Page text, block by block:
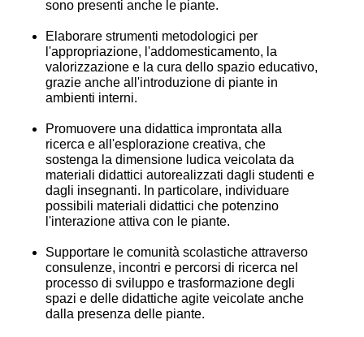
sono presenti anche le piante.
Elaborare strumenti metodologici per
l'appropriazione, l'addomesticamento, la
valorizzazione e la cura dello spazio educativo,
grazie anche all'introduzione di piante in
ambienti interni.
Promuovere una didattica improntata alla
ricerca e all'esplorazione creativa, che
sostenga la dimensione ludica veicolata da
materiali didattici autorealizzati dagli studenti e
dagli insegnanti. In particolare, individuare
possibili materiali didattici che potenzino
l'interazione attiva con le piante.
Supportare le comunità scolastiche attraverso
consulenze, incontri e percorsi di ricerca nel
processo di sviluppo e trasformazione degli
spazi e delle didattiche agite veicolate anche
dalla presenza delle piante.